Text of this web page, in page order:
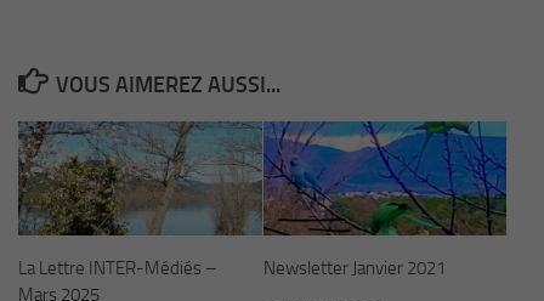
VOUS AIMEREZ AUSSI...
La Lettre INTER-Médiés –
Mars 2025
Newsletter Janvier 2021